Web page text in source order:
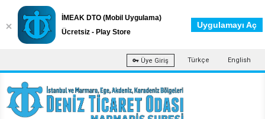
Üye Giriş Türkçe English
İMEAK DTO (Mobil Uygulama)
Ücretsiz - Play Store
Uygulamayı Aç